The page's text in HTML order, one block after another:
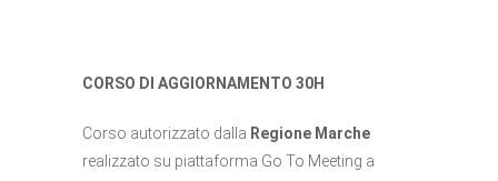
CORSO DI AGGIORNAMENTO 30H
Corso autorizzato dalla Regione Marche
realizzato su piattaforma Go To Meeting a